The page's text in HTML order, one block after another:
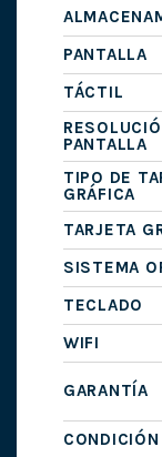
PANTALLA
TÁCTIL
PANTALLA
TIPO DE
GRÁFICA
TARJETA
SISTEMA
TECLADO
WIFI
GARANTÍA
CONDICIÓN